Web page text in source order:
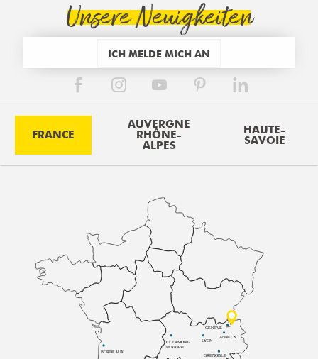
Unsere Neuigkeiten
ICH MELDE MICH AN
FRANCE
AUVERGNE
RHÔNE-
ALPES
HAUTE-
SAVOIE
BORDEAUX
CLERMONT-
FERRAND
LYON
ANNECY
GRENOBLE
GENÈVE